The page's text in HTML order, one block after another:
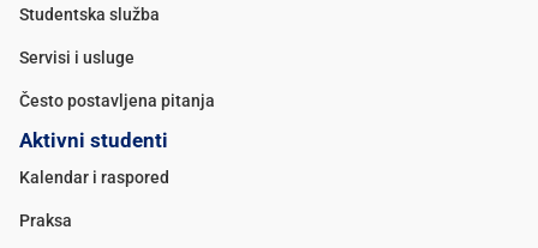
Studentska služba
Servisi i usluge
Često postavljena pitanja
Aktivni studenti
Kalendar i raspored
Praksa